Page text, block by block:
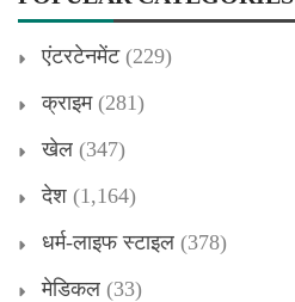
एंटरटेनमेंट(229)
क्राइम(281)
खेल (347)
देश (1,164)
धर्म-लाइफ स्टाइल (378)
मेडिकल (33)